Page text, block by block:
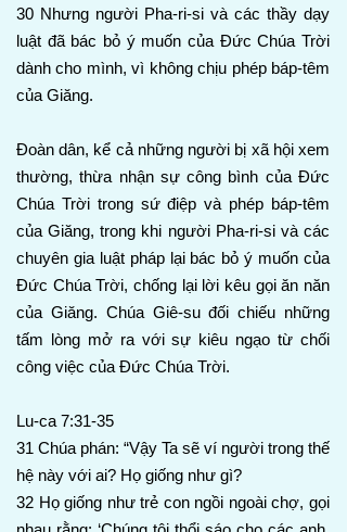
30 Nhưng người Pha-ri-si và các thầy dạy
luật đã bác bỏ ý muốn của Đức Chúa Trời
dành cho mình, vì không chịu phép báp-têm
của Giăng.
Đoàn dân, kể cả những người bị xã hội xem
thường, thừa nhận sự công bình của Đức
Chúa Trời trong sứ điệp và phép báp-têm
của Giăng, trong khi người Pha-ri-si và các
chuyên gia luật pháp lại bác bỏ ý muốn của
Đức Chúa Trời, chống lại lời kêu gọi ăn năn
của Giăng. Chúa Giê-su đối chiếu những
tấm lòng mở ra với sự kiêu ngạo từ chối
công việc của Đức Chúa Trời.
Lu-ca 7:31-35
31 Chúa phán: “Vậy Ta sẽ ví người trong thế
hệ này với ai? Họ giống như gì?
32 Họ giống như trẻ con ngồi ngoài chợ, gọi